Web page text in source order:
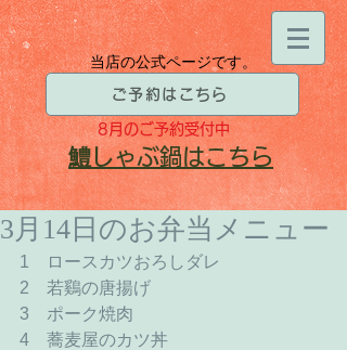
当店の公式ページです。
ご予約はこちら
8月のご予約受付中
​鱧しゃぶ鍋はこちら
3月14日のお弁当メニュー
1　ロースカツおろしダレ
2　若鷄の唐揚げ
3　ポーク焼肉
4　蕎麦屋のカツ丼